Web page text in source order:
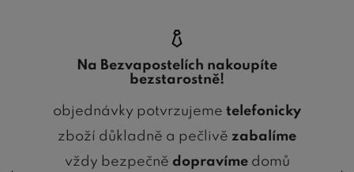
Na Bezvapostelích nakoupíte
bezstarostně!
objednávky potvrzujeme telefonicky
zboží důkladně a pečlivě zabalíme
vždy bezpečně dopravímedomů